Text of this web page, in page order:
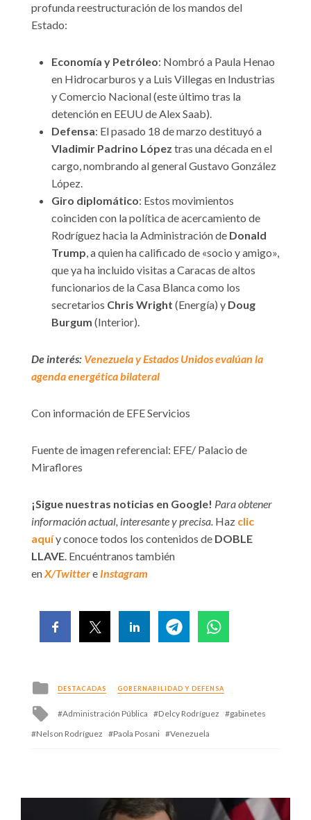
profunda reestructuración de los mandos del
Estado:
Economía y Petróleo: Nombró a Paula Henao
en Hidrocarburos y a Luis Villegas en Industrias
y Comercio Nacional (este último tras la
detención en EEUU de Alex Saab).
Defensa: El pasado 18 de marzo destituyó a
Vladimir Padrino López tras una década en el
cargo, nombrando al general Gustavo González
López.
Giro diplomático: Estos movimientos
coinciden con la política de acercamiento de
Rodríguez hacia la Administración de Donald
Trump, a quien ha calificado de «socio y amigo»,
que ya ha incluido visitas a Caracas de altos
funcionarios de la Casa Blanca como los
secretarios Chris Wright (Energía) y Doug
Burgum (Interior).
De interés: Venezuela y Estados Unidos evalúan la
agenda energética bilateral
Con información de EFE Servicios
Fuente de imagen referencial: EFE/ Palacio de
Miraflores
¡Sigue nuestras noticias en Google! Para obtener
información actual, interesante y precisa. Haz clic
aquíy conoce todos los contenidos de DOBLE
LLAVE. Encuéntranos también
enX/Twittere Instagram
Posted
in
DESTACADAS GOBERNABILIDAD Y DEFENSA
Tagged
Administración Pública Delcy Rodríguez
gabinetes
Nelson Rodríguez
Paola Posani Venezuela